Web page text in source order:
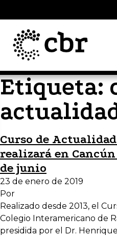
Etiqueta:
Curso de
realizará en
de junio
23 de enero de 2019
Por
Realizado desde 2013, el
Colegio Interamericano de
presidida por el Dr.